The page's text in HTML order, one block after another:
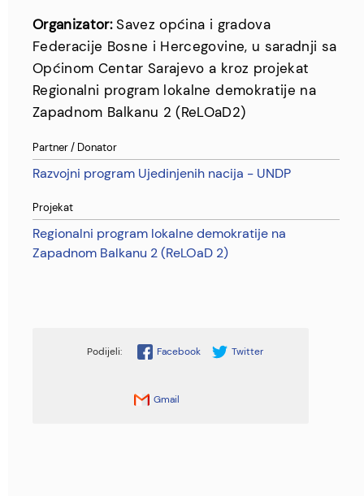
Organizator:Savez općina i gradova
Federacije Bosne i Hercegovine, u saradnji sa
Općinom Centar Sarajevo a kroz projekat
Regionalni program lokalne demokratije na
Zapadnom Balkanu 2 (ReLOaD2)
Partner / Donator
Razvojni program Ujedinjenih nacija - UNDP
Projekat
Regionalni program lokalne demokratije na
Zapadnom Balkanu 2 (ReLOaD 2)
Facebook Twitter
Gmail